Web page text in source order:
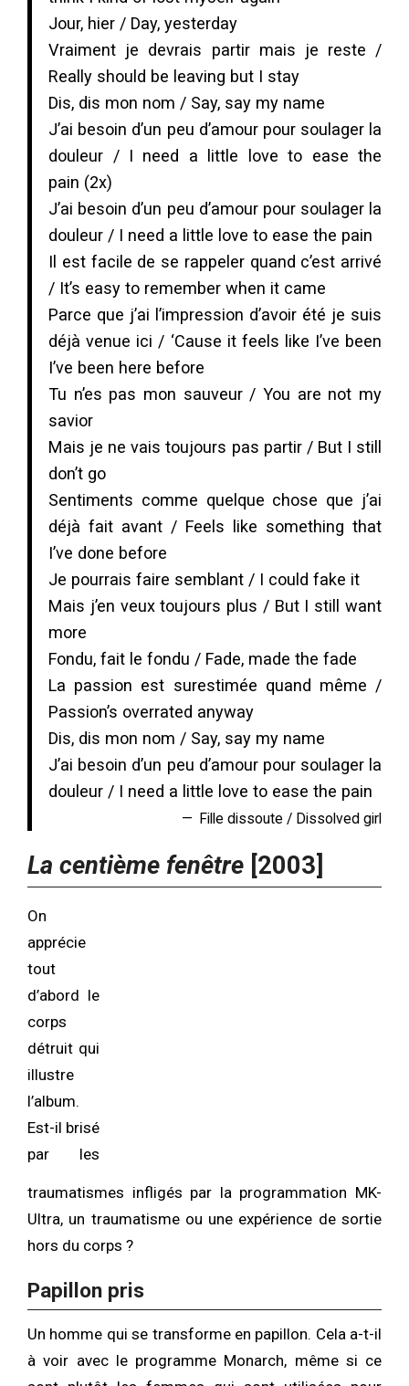
Jour, hier / Day, yesterday
Vraiment je devrais partir mais je reste /
Really should be leaving but I stay
Dis, dis mon nom / Say, say my name
J’ai besoin d’un peu d’amour pour soulager la
douleur / I need a little love to ease the
pain (2x)
J’ai besoin d’un peu d’amour pour soulager la
douleur / I need a little love to ease the pain
Il est facile de se rappeler quand c’est arrivé
/ It’s easy to remember when it came
Parce que j’ai l’impression d’avoir été je suis
déjà venue ici / ‘Cause it feels like I’ve been
I’ve been here before
Tu n’es pas mon sauveur / You are not my
savior
Mais je ne vais toujours pas partir / But I still
don’t go
Sentiments comme quelque chose que j’ai
déjà fait avant / Feels like something that
I’ve done before
Je pourrais faire semblant / I could fake it
Mais j’en veux toujours plus / But I still want
more
Fondu, fait le fondu / Fade, made the fade
La passion est surestimée quand même /
Passion’s overrated anyway
Dis, dis mon nom / Say, say my name
J’ai besoin d’un peu d’amour pour soulager la
douleur / I need a little love to ease the pain
Fille dissoute / Dissolved girl
La centième fenêtre [2003]
On
apprécie
tout
d’abord le
corps
détruit qui
illustre
l’album.
Est-il brisé
par les
traumatismes infligés par la programmation MK-
Ultra, un traumatisme ou une expérience de sortie
hors du corps ?
Papillon pris
Un homme qui se transforme en papillon. Cela a-t-il
à voir avec le programme Monarch, même si ce